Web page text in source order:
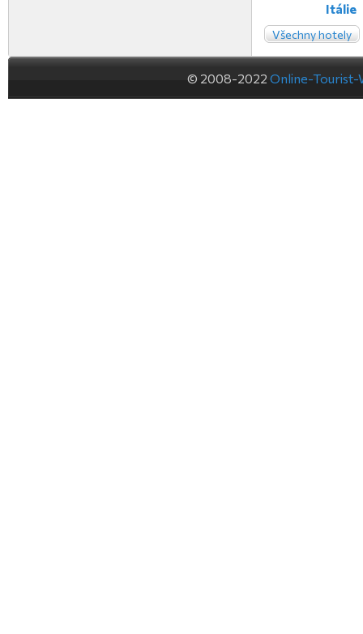
Itálie
Všechny hotely
© 2008-2022 Online-